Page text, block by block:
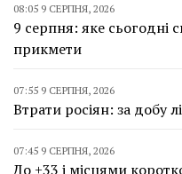
08:05 9 СЕРПНЯ, 2026
9 серпня: яке сьогодні
прикмети
07:55 9 СЕРПНЯ, 2026
Втрати росіян: за добу
07:45 9 СЕРПНЯ, 2026
До +33 і місцями